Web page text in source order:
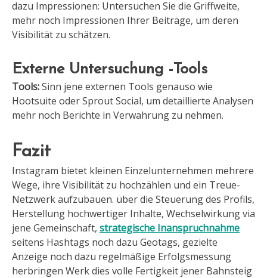
dazu Impressionen: Untersuchen Sie die Griffweite,
mehr noch Impressionen Ihrer Beiträge, um deren
Visibilität zu schätzen.
Externe Untersuchung -Tools
Tools:Sinn jene externen Tools genauso wie
Hootsuite oder Sprout Social, um detaillierte Analysen
mehr noch Berichte in Verwahrung zu nehmen.
Fazit
Instagram bietet kleinen Einzelunternehmen mehrere
Wege, ihre Visibilität zu hochzählen und ein Treue-
Netzwerk aufzubauen. über die Steuerung des Profils,
Herstellung hochwertiger Inhalte, Wechselwirkung via
jene Gemeinschaft, strategische Inanspruchnahme
seitens Hashtags noch dazu Geotags, gezielte
Anzeige noch dazu regelmäßige Erfolgsmessung
herbringen Werk dies volle Fertigkeit jener Bahnsteig